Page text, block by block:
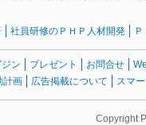
社員研修のＰＨＰ人材開発
ン プレゼント お問合せ
計画 広告掲載について スマ
Copyright